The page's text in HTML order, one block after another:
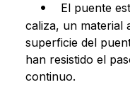
El puente
caliza, un material
superficie del
han resistido el
continuo.